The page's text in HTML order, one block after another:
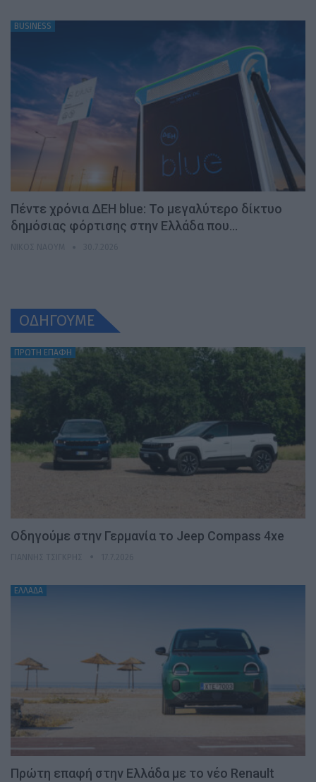
BUSINESS
Πέντε χρόνια ΔΕΗ blue: Το μεγαλύτερο δίκτυο
δημόσιας φόρτισης στην Ελλάδα που…
ΟΔΗΓΟΥΜΕ
ΠΡΩΤΗ ΕΠΑΦΗ
Οδηγούμε στην Γερμανία το Jeep Compass 4xe
ΕΛΛΑΔΑ
Πρώτη επαφή στην Ελλάδα με το νέο Renault